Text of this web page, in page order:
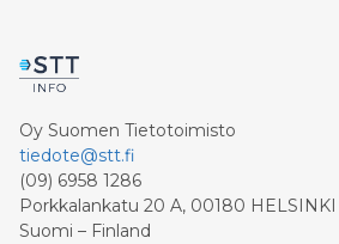
Oy Suomen Tietotoimisto
tiedote@stt.fi
(09) 6958 1286
Porkkalankatu 20 A, 00180 HELSINKI
Suomi – Finland